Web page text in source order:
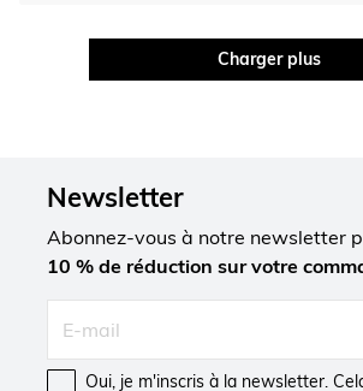
Charger plus
Newsletter
Abonnez-vous à notre newsletter
10 % de réduction sur votre
Oui, je m'inscris à la newsletter.